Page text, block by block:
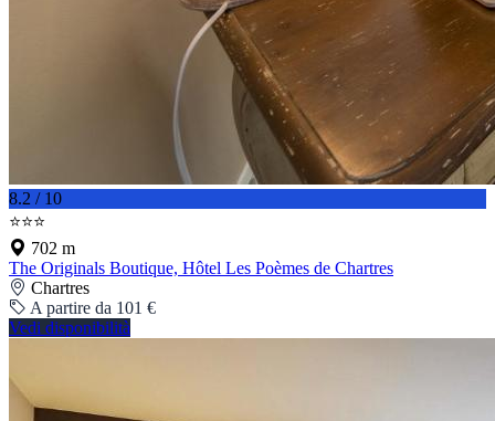
8.2 / 10
⭐⭐⭐
702 m
The Originals Boutique, Hôtel Les Poèmes de Chartres
Chartres
A partire da 101 €
Vedi disponibilità